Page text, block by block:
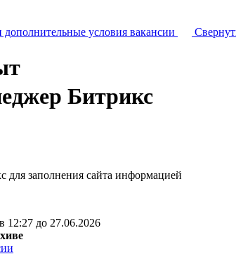
дополнительные условия вакансии
Битрикс
для заполнения сайта информацией
12:27 до 27.06.2026